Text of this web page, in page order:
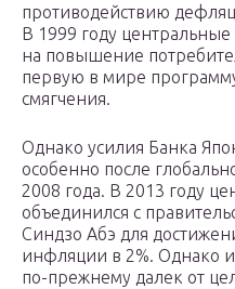
противодействию
В 1999 году
на повышение
первую в мире
смягчения.
Однако усилия Банка
особенно после
2008 года. В 2013 году
объединился с
Синдзо Абэ для
инфляции в 2%. Однако
по-прежнему далек от